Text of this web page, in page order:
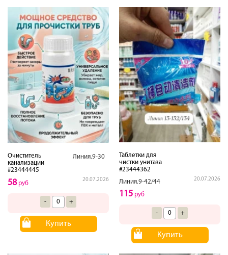
Очиститель
канализации
#23444445
Линия.9-30
20.07.2026
58руб
- +
Купить
Таблетки для
чистки унитаза
#23444362
Линия.9-42/44
20.07.2026
115 руб
- +
Купить